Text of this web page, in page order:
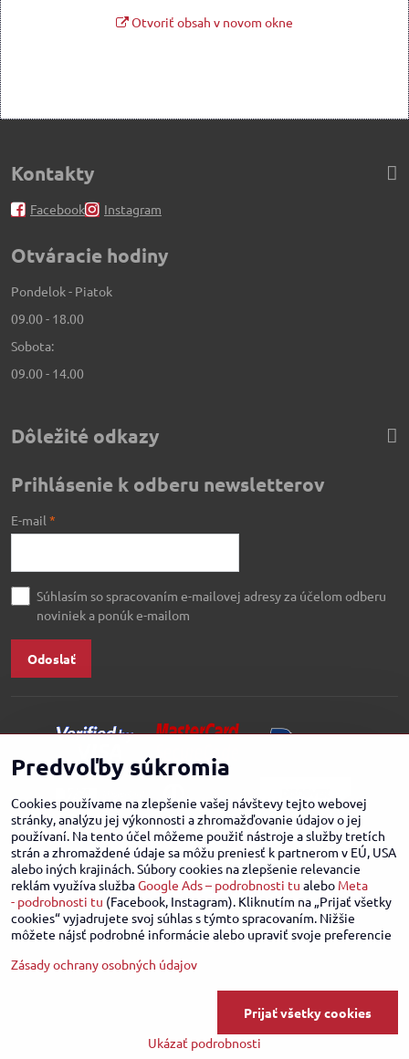
Otvoriť obsah v novom okne
Kontakty
Facebook Instagram
Otváracie hodiny
Pondelok - Piatok
09.00 - 18.00
Sobota:
09.00 - 14.00
Dôležité odkazy
Prihlásenie k odberu newsletterov
E-mail *
Súhlasím so spracovaním e-mailovej adresy za účelom odberu
noviniek a ponúk e-mailom
Odoslať
Copyright
Zásady ochrany osobných údajov
Vytvorené pomocou:BiznisWeb.sk
Predvoľby súkromia
Cookies používame na zlepšenie vašej návštevy tejto webovej
stránky, analýzu jej výkonnosti a zhromažďovanie údajov o jej
používaní. Na tento účel môžeme použiť nástroje a služby tretích
strán a zhromaždené údaje sa môžu preniesť k partnerom v EÚ, USA
alebo iných krajinách. Súbory cookies na zlepšenie relevancie
reklám využíva službaGoogle Ads – podrobnosti tu alebo Meta
- podrobnosti tu (Facebook, Instagram). Kliknutím na „Prijať všetky
cookies“ vyjadrujete svoj súhlas s týmto spracovaním. Nižšie
môžete nájsť podrobné informácie alebo upraviť svoje preferencie
Zásady ochrany osobných údajov
Ukázať podrobnosti
Prijať všetky cookies